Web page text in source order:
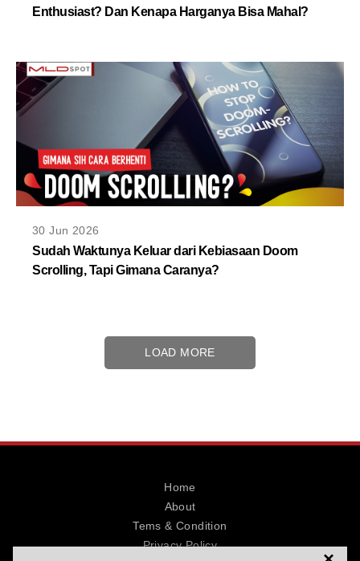
Enthusiast? Dan Kenapa Harganya Bisa Mahal?
30 Jun 2026
Sudah Waktunya Keluar dari Kebiasaan Doom
Scrolling, Tapi Gimana Caranya?
LOAD MORE
Home
About
Tems & Condition
Privacy Policy